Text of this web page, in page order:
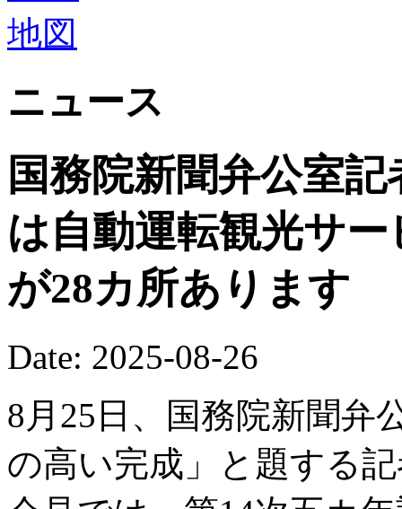
ニュース
国務院新聞弁公室
は自動運転観光サ
が28カ所あります
Date: 2025-08-26
8月25日、国務院新聞弁
の高い完成」と題する